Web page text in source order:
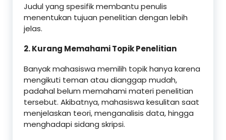
Judul yang spesifik membantu penulis
menentukan tujuan penelitian dengan lebih
jelas.
2. Kurang Memahami Topik Penelitian
Banyak mahasiswa memilih topik hanya karena
mengikuti teman atau dianggap mudah,
padahal belum memahami materi penelitian
tersebut. Akibatnya, mahasiswa kesulitan saat
menjelaskan teori, menganalisis data, hingga
menghadapi sidang skripsi.